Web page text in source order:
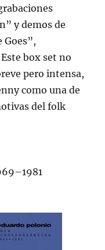
y demos de
Goes”,
box set no
pero intensa,
como una de
del folk